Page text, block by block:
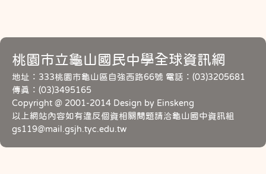
桃園市立龜山國民中學全球資訊網
地址：333桃園市龜山區自強西路66號 電話：(03)3205681
傳真：(03)3495165
Copyright @ 2001-2014 Design by Einskeng
以上網站內容如有違反個資相關問題請洽龜山國中資訊組
gs119@mail.gsjh.tyc.edu.tw